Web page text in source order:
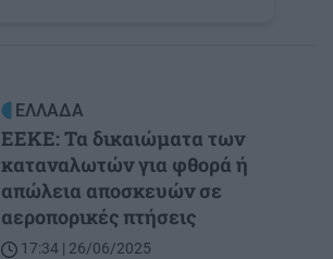
ΕΛΛΑΔΑ
ΕΕΚΕ: Τα δικαιώματα των
καταναλωτών για φθορά ή
απώλεια αποσκευών σε
αεροπορικές πτήσεις
17:34 | 26/06/2025